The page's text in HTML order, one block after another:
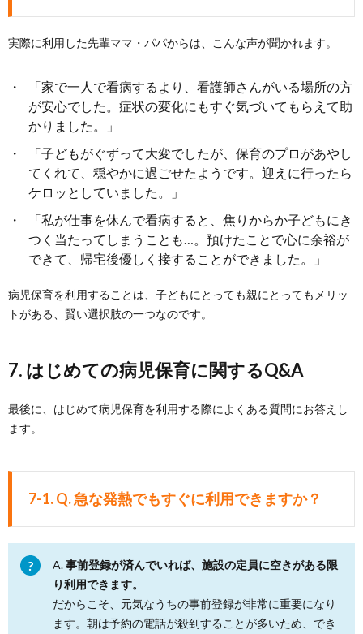
実際に利用した先輩ママ・パパからは、こんな声が聞かれます。
「家で一人で看病するより、看護師さんがいる場所の方
が安心でした。症状の変化にもすぐ気づいてもらえて助
かりました。」
「子どもがぐずって大変でしたが、保育のプロがあやし
てくれて、穏やかに過ごせたようです。迎えに行ったら
ケロッとしていました。」
「私が仕事を休んで看病すると、焦りからか子どもにき
つく当たってしまうことも…。預けたことで心に余裕が
できて、帰宅後優しく接することができました。」
病児保育を利用することは、子どもにとっても親にとってもメリッ
トがある、賢い選択肢の一つなのです。
7. はじめての病児保育に関するQ&A
最後に、はじめて病児保育を利用する際によくある質問にお答えし
ます。
7-1. Q. 急な発熱でもすぐに利用できますか？
A.事前登録が済んでいれば、施設の定員に空きがある限
り利用できます。
だからこそ、元気なうちの事前登録が非常に重要になり
ます。朝は予約の電話が殺到することが多いため、でき